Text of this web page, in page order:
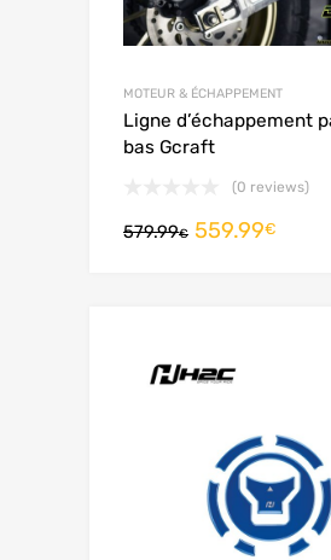
MOTEUR & ÉCHAPPEMENT
Ligne d’échappement
bas Gcraft
(0 reviews)
579.99€ 559.99€